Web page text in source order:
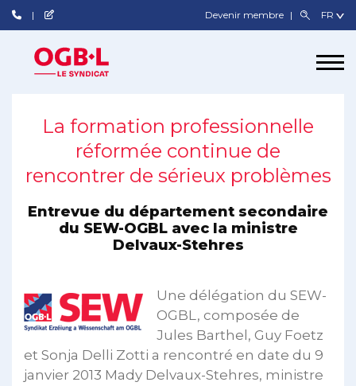
Devenir membre
La formation professionnelle
réformée continue de
rencontrer de sérieux problèmes
Entrevue du département secondaire
du SEW-OGBL avec la ministre
Delvaux-Stehres
Une délégation du SEW-
OGBL, composée de
Jules Barthel, Guy Foetz
et Sonja Delli Zotti a rencontré en date du 9
janvier 2013 Mady Delvaux-Stehres, ministre